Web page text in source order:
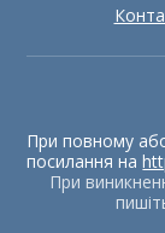
При повному
посилання на
При